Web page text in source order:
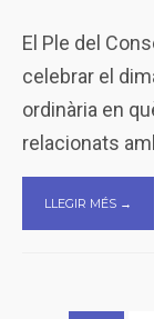
El Ple del
celebrar el
ordinària en
relacionats
LLEGIR MÉS →